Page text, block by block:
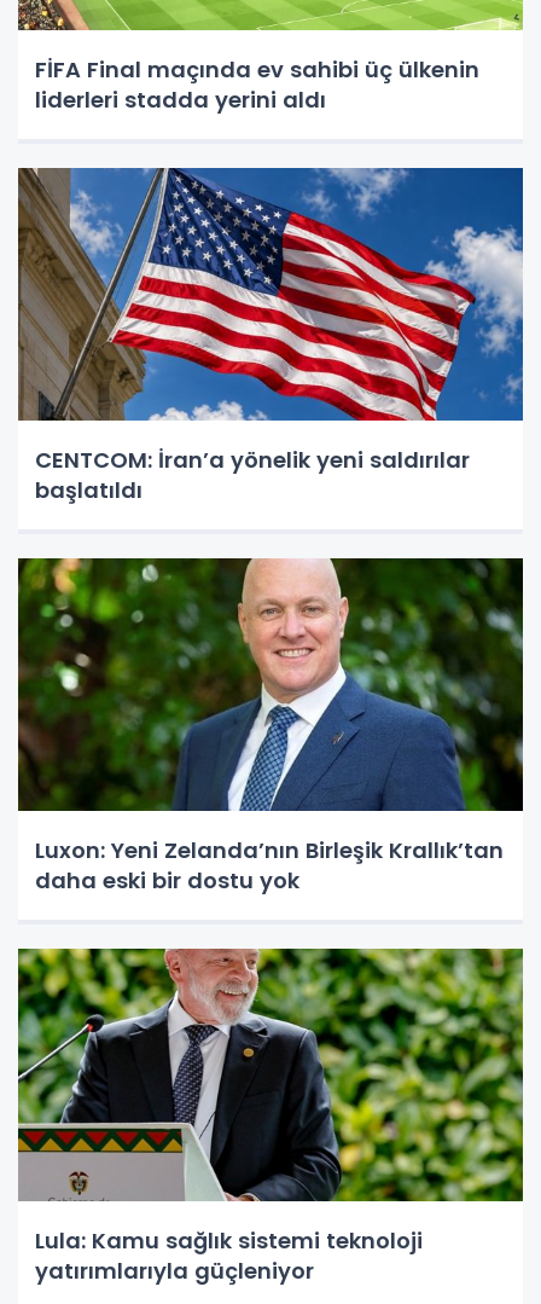
FİFA Final maçında ev sahibi üç ülkenin
liderleri stadda yerini aldı
CENTCOM: İran’a yönelik yeni saldırılar
başlatıldı
Luxon: Yeni Zelanda’nın Birleşik Krallık’tan
daha eski bir dostu yok
Lula: Kamu sağlık sistemi teknoloji
yatırımlarıyla güçleniyor